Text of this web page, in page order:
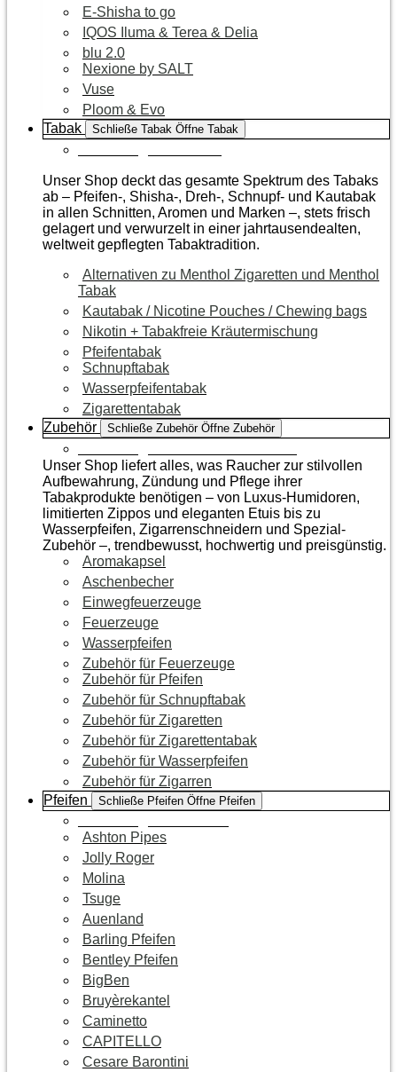
E-Shisha to go
IQOS Iluma & Terea & Delia
blu 2.0
Nexione by SALT
Vuse
Ploom & Evo
Tabak
Schließe Tabak Öffne Tabak
Unser Shop deckt das gesamte Spektrum des Tabaks
ab – Pfeifen-, Shisha-, Dreh-, Schnupf- und Kautabak
in allen Schnitten, Aromen und Marken –, stets frisch
gelagert und verwurzelt in einer jahrtausendealten,
weltweit gepflegten Tabaktradition.
Alternativen zu Menthol Zigaretten und Menthol
Tabak
Kautabak / Nicotine Pouches / Chewing bags
Nikotin + Tabakfreie Kräutermischung
Pfeifentabak
Schnupftabak
Wasserpfeifentabak
Zigarettentabak
Zubehör
Schließe Zubehör Öffne Zubehör
Unser Shop liefert alles, was Raucher zur stilvollen
Aufbewahrung, Zündung und Pflege ihrer
Tabakprodukte benötigen – von Luxus-Humidoren,
limitierten Zippos und eleganten Etuis bis zu
Wasserpfeifen, Zigarrenschneidern und Spezial-
Zubehör –, trendbewusst, hochwertig und preisgünstig.
Aromakapsel
Aschenbecher
Einwegfeuerzeuge
Feuerzeuge
Wasserpfeifen
Zubehör für Feuerzeuge
Zubehör für Pfeifen
Zubehör für Schnupftabak
Zubehör für Zigaretten
Zubehör für Zigarettentabak
Zubehör für Wasserpfeifen
Zubehör für Zigarren
Pfeifen
Schließe Pfeifen Öffne Pfeifen
Ashton Pipes
Jolly Roger
Molina
Tsuge
Auenland
Barling Pfeifen
Bentley Pfeifen
BigBen
Bruyèrekantel
Caminetto
CAPITELLO
Cesare Barontini